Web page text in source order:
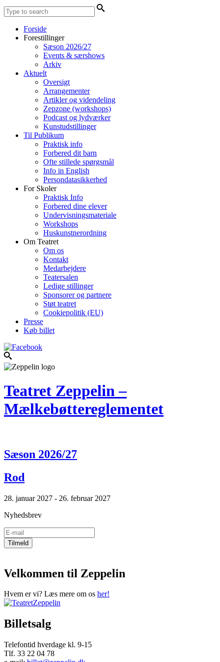
Forside
Forestillinger
Sæson 2026/27
Events & særshows
Arkiv
Aktuelt
Oversigt
Arrangementer
Artikler og videndeling
Zepzone (workshops)
Podcast og lydværker
Kunstudstillinger
Til Publikum
Praktisk info
Forbered dit barn
Ofte stillede spørgsmål
Info in English
Persondatasikkerhed
For Skoler
Praktisk Info
Forbered dine elever
Undervisningsmateriale
Workshops
Huskunstnerordning
Om Teatret
Om os
Kontakt
Medarbejdere
Teatersalen
Ledige stillinger
Sponsorer og partnere
Støt teatret
Cookiepolitik (EU)
Presse
Køb billet
Teatret Zeppelin –
Mælkebøttereglementet
Sæson 2026/27
Rod
28. januar 2027 - 26. februar 2027
Nyhedsbrev
Velkommen til Zeppelin
Hvem er vi? Læs mere om os her!
Billetsalg
Telefontid hverdage kl. 9-15
Tlf. 33 22 04 78